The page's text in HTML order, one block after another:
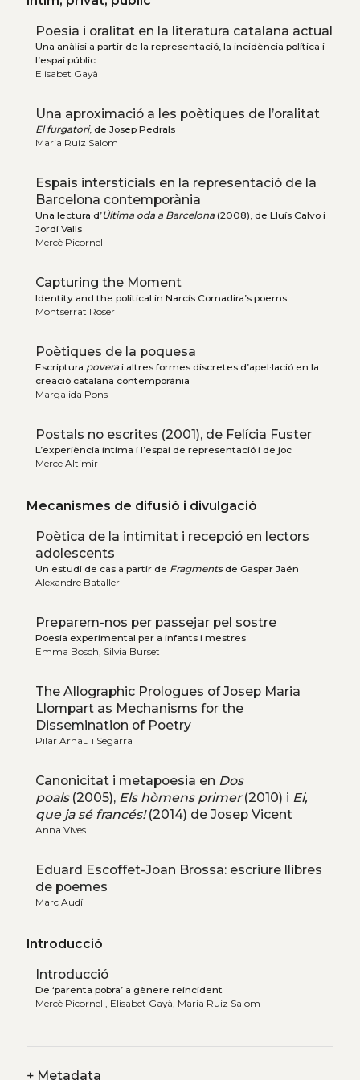
Poesia i oralitat en la literatura catalana actual
Una anàlisi a partir de la representació, la incidència política i
l’espai públic
Elisabet Gayà
Una aproximació a les poètiques de l’oralitat
El furgatori, de Josep Pedrals
Maria Ruiz Salom
Espais intersticials en la representació de la
Barcelona contemporània
Una lectura d’Última oda a Barcelona (2008), de Lluís Calvo i
Jordi Valls
Mercè Picornell
Capturing the Moment
Identity and the political in Narcís Comadira’s poems
Montserrat Roser
Poètiques de la poquesa
Escriptura poverai altres formes discretes d’apel·lació en la
creació catalana contemporània
Margalida Pons
Postals no escrites (2001), de Felícia Fuster
L’experiència íntima i l’espai de representació i de joc
Merce Altimir
Mecanismes de difusió i divulgació
Poètica de la intimitat i recepció en lectors
adolescents
Un estudi de cas a partir de Fragmentsde Gaspar Jaén
Alexandre Bataller
Preparem-nos per passejar pel sostre
Poesia experimental per a infants i mestres
Emma Bosch, Silvia Burset
The Allographic Prologues of Josep Maria
Llompart as Mechanisms for the
Dissemination of Poetry
Pilar Arnau i Segarra
Canonicitat i metapoesia en Dos
poals(2005), Els hòmens primer(2010) i Ei,
que ja sé francés!(2014) de Josep Vicent
Anna Vives
Eduard Escoffet-Joan Brossa: escriure llibres
de poemes
Marc Audí
Introducció
Introducció
De ‘parenta pobra’ a gènere reincident
Mercè Picornell, Elisabet Gayà, Maria Ruiz Salom
+Metadata